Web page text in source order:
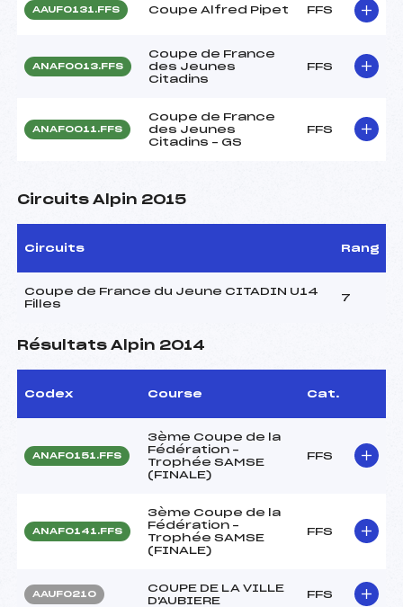
AAUF0131.FFS Coupe Alfred Pipet FFS
ANAF0013.FFS
Coupe de France
des Jeunes
Citadins
FFS
ANAF0011.FFS
Coupe de France
des Jeunes
Citadins – GS
FFS
Circuits Alpin 2015
Circuits Rang
Coupe de France du Jeune CITADIN U14
Filles
7
Résultats Alpin 2014
Codex Course Cat.
ANAF0151.FFS
3ème Coupe de la
Fédération –
Trophée SAMSE
(FINALE)
FFS
ANAF0141.FFS
3ème Coupe de la
Fédération –
Trophée SAMSE
(FINALE)
FFS
AAUF0210
COUPE DE LA VILLE
D'AUBIERE
FFS